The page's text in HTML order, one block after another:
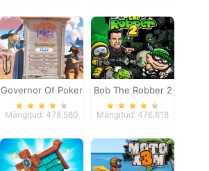
Governor Of Poker
2
Mängitud: 478,580
Bob The Robber 2
Mängitud: 476,818